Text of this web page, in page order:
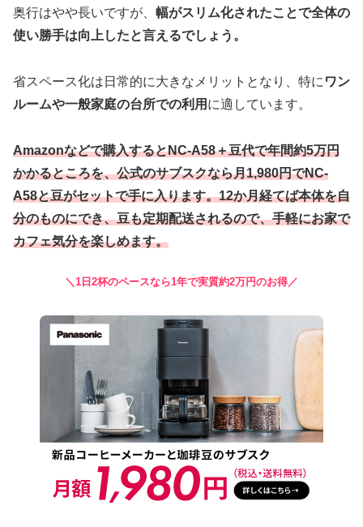
奥行はやや長いですが、 幅がスリム化されたことで全体の
使い勝手は向上したと言えるでしょう。
省スペース化は日常的に大きなメリットとなり、特に ワン
ルームや一般家庭の台所での利用 に適しています。
Amazonなどで購入するとNC-A58＋豆代で年間約5万円
かかるところを、公式のサブスクなら月1,980円でNC-
A58と豆がセットで手に入ります。12か月経てば本体を自
分のものにでき、豆も定期配送されるので、手軽にお家で
カフェ気分を楽しめます。
＼1日2杯のペースなら1年で実質約2万円のお得／